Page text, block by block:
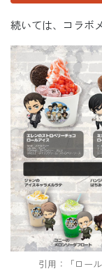
続いては、コラボ
引用：「ロー